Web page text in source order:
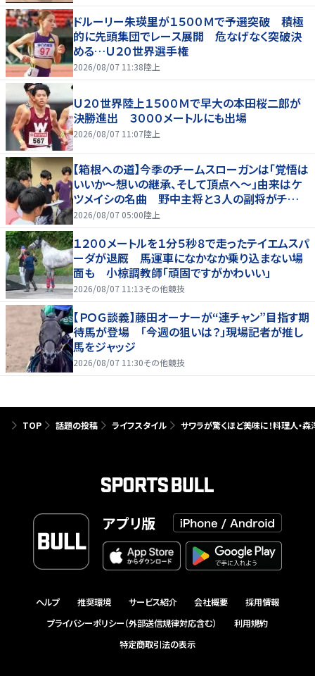
ドルーリー朱瑛里が１５００Ｍで予選突破 積極
的に先頭集団でレース展開 危なげなく突破決
める…Ｕ２０世界選手権
2026/08/07 11:38陸上
Ｕ２０世界陸上１５００Ｍで早大の本田桜二郎が
決勝進出 ３０００メートルにも出場
2026/08/07 11:07陸上
【箱根への道】今季のチームスローガンは「覚悟は
いいか～想いの継承、そして頂点へ～」由来はケ
ツメイシの名曲 野中主将と３人の副将がチーム
を引っ張る…夏合宿特集第１弾、国学院大
2026/08/07 05:00陸上
１２００メートルを１分５秒８で走ったテイエムスパ
ーダが退厩 馬運車になかなか乗り込まない場
面も 小椋調教師「頑固ですがかわいい」
2026/08/07 11:13その他競技
【ＰＯＧ談義】藤田オーナーが“連チャン”目指す期
待馬が登場 「今週の狙いは？」現場記者が推し
馬をジャッジ
2026/08/07 11:30その他競技
TOP 話題の投稿 ライフスタイル サワラが驚くほど美味に！料理人・森
アプリ版
ヘルプ 推奨環境 サービス紹介 会社概要
採用情報
プライバシーポリシー（外部送信規律対応含む）
利用規約
特定商取引法の表示